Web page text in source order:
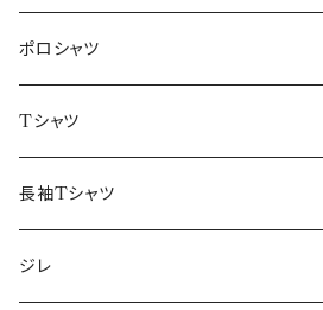
48/L
50/XL～
46/M
48/L
50/XL～
～44/S
46/M
48/L
50/XL～
ポロシャツ
～44/S
46/M
48/L
Tシャツ
～44/S
46/M
長袖Tシャツ
～44/S
ジレ